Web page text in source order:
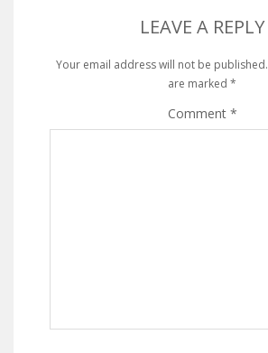
LEAVE A REPLY
Your email address will not be published.
are marked *
Comment *